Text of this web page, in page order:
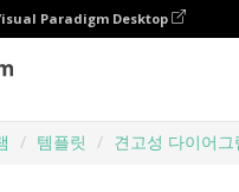
Paradigm Desktop
템플릿 견고성 다이어그